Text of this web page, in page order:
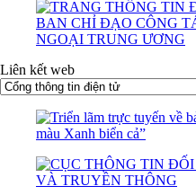
Liên kết web